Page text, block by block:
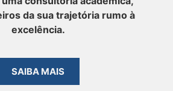
da sua trajetória rumo à
excelência.
SAIBA MAIS